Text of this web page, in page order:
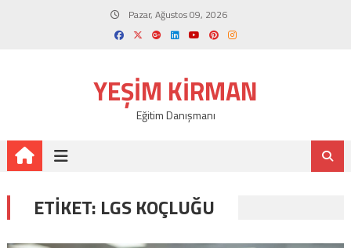
Pazar, Ağustos 09, 2026
YEŞIM KIRMAN
Eğitim Danışmanı
ETIKET: LGS KOÇLUĞU